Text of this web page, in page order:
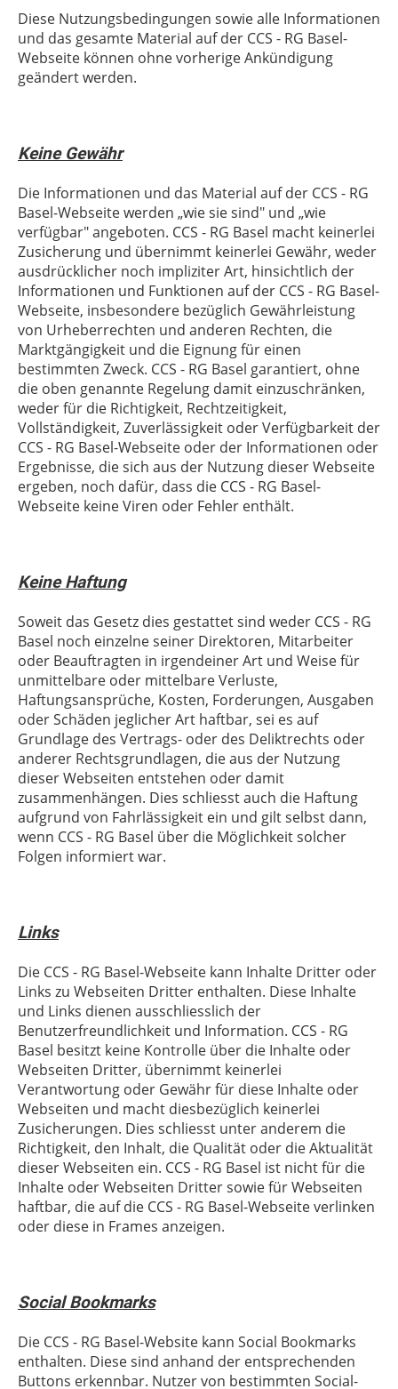
Diese Nutzungsbedingungen sowie alle Informationen
und das gesamte Material auf der CCS - RG Basel-
Webseite können ohne vorherige Ankündigung
geändert werden.
Keine Gewähr
Die Informationen und das Material auf der CCS - RG
Basel-Webseite werden „wie sie sind" und „wie
verfügbar" angeboten. CCS - RG Basel macht keinerlei
Zusicherung und übernimmt keinerlei Gewähr, weder
ausdrücklicher noch impliziter Art, hinsichtlich der
Informationen und Funktionen auf der CCS - RG Basel-
Webseite, insbesondere bezüglich Gewährleistung
von Urheberrechten und anderen Rechten, die
Marktgängigkeit und die Eignung für einen
bestimmten Zweck. CCS - RG Basel garantiert, ohne
die oben genannte Regelung damit einzuschränken,
weder für die Richtigkeit, Rechtzeitigkeit,
Vollständigkeit, Zuverlässigkeit oder Verfügbarkeit der
CCS - RG Basel-Webseite oder der Informationen oder
Ergebnisse, die sich aus der Nutzung dieser Webseite
ergeben, noch dafür, dass die CCS - RG Basel-
Webseite keine Viren oder Fehler enthält.
Keine Haftung
Soweit das Gesetz dies gestattet sind weder CCS - RG
Basel noch einzelne seiner Direktoren, Mitarbeiter
oder Beauftragten in irgendeiner Art und Weise für
unmittelbare oder mittelbare Verluste,
Haftungsansprüche, Kosten, Forderungen, Ausgaben
oder Schäden jeglicher Art haftbar, sei es auf
Grundlage des Vertrags- oder des Deliktrechts oder
anderer Rechtsgrundlagen, die aus der Nutzung
dieser Webseiten entstehen oder damit
zusammenhängen. Dies schliesst auch die Haftung
aufgrund von Fahrlässigkeit ein und gilt selbst dann,
wenn CCS - RG Basel über die Möglichkeit solcher
Folgen informiert war.
Links
Die CCS - RG Basel-Webseite kann Inhalte Dritter oder
Links zu Webseiten Dritter enthalten. Diese Inhalte
und Links dienen ausschliesslich der
Benutzerfreundlichkeit und Information. CCS - RG
Basel besitzt keine Kontrolle über die Inhalte oder
Webseiten Dritter, übernimmt keinerlei
Verantwortung oder Gewähr für diese Inhalte oder
Webseiten und macht diesbezüglich keinerlei
Zusicherungen. Dies schliesst unter anderem die
Richtigkeit, den Inhalt, die Qualität oder die Aktualität
dieser Webseiten ein. CCS - RG Basel ist nicht für die
Inhalte oder Webseiten Dritter sowie für Webseiten
haftbar, die auf die CCS - RG Basel-Webseite verlinken
oder diese in Frames anzeigen.
Social Bookmarks
Die CCS - RG Basel-Website kann Social Bookmarks
enthalten. Diese sind anhand der entsprechenden
Buttons erkennbar. Nutzer von bestimmten Social-